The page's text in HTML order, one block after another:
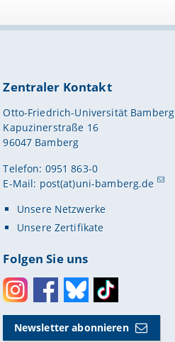
Zentraler Kontakt
Otto-Friedrich-Universität Bamberg
Kapuzinerstraße 16
96047 Bamberg
Telefon: 0951 863-0
E-Mail: post(at)uni-bamberg.de
Unsere Netzwerke
Unsere Zertifikate
Folgen Sie uns
InstagramFacebookBlueskyToktok
Newsletter abonnieren